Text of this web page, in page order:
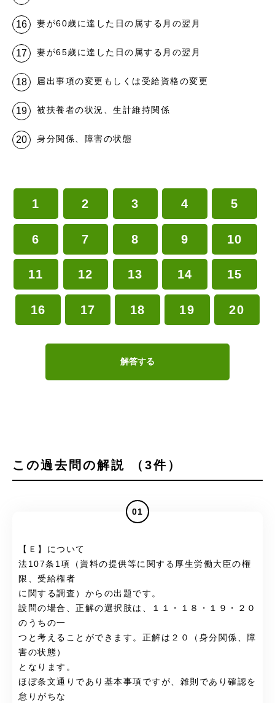
妻が60歳に達した日の属する月の翌月
妻が65歳に達した日の属する月の翌月
届出事項の変更もしくは受給資格の変更
被扶養者の状況、生計維持関係
身分関係、障害の状態
1 2 3 4 5
6 7 8 9 10
11 12 13 14 15
16 17 18 19 20
解答する
この過去問の解説 （3件）
01
【Ｅ】について
法107条1項（資料の提供等に関する厚生労働大臣の権
限、受給権者
に関する調査）からの出題です。
設問の場合、正解の選択肢は、１１・１８・１９・２０
のうちの一
つと考えることができます。正解は２０（身分関係、障
害の状態）
となります。
ほぼ条文通りであり基本事項ですが、雑則であり確認を
怠りがちな